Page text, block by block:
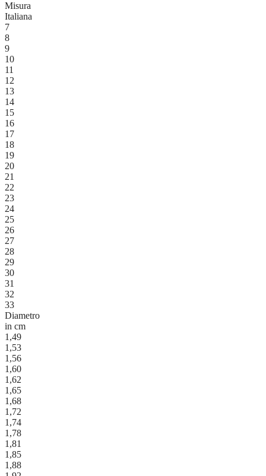
Misura
Italiana
7
8
9
10
11
12
13
14
15
16
17
18
19
20
21
22
23
24
25
26
27
28
29
30
31
32
33
Diametro
in cm
1,49
1,53
1,56
1,60
1,62
1,65
1,68
1,72
1,74
1,78
1,81
1,85
1,88